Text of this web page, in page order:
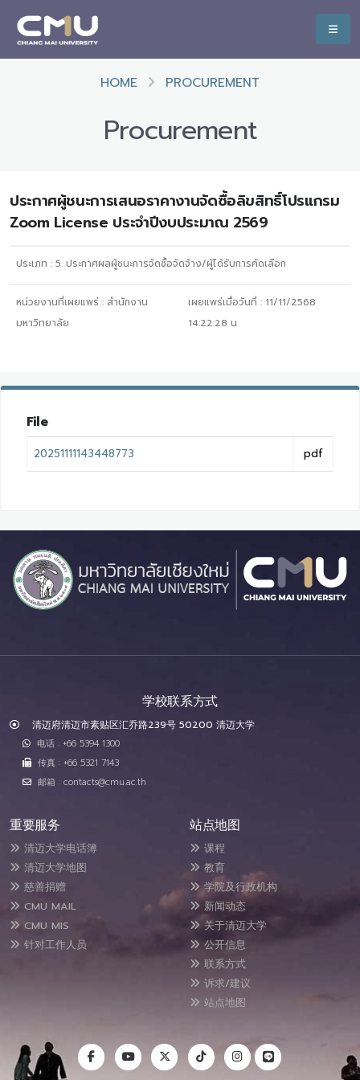
HOME PROCUREMENT
Procurement
ประกาศผู้ชนะการเสนอราคางานจัดซื้อลิขสิทธิ์โปรแกรม
Zoom License ประจำปีงบประมาณ 2569
ประเภท : 5. ประกาศผลผู้ชนะการจัดซื้อจัดจ้าง/ผู้ได้รับการคัดเลือก
หน่วยงานที่เผยแพร่ : สำนักงาน
มหาวิทยาลัย
เผยแพร่เมื่อวันที่ : 11/11/2568
14:22:28 น.
File
20251111143448773 pdf
学校联系方式
清迈府清迈市素贴区汇乔路239号 50200 清迈大学
电话 : +66 5394 1300
传真 : +66 5321 7143
邮箱 : contacts@cmu.ac.th
重要服务
清迈大学电话簿
清迈大学地图
慈善捐赠
CMU MAIL
CMU MIS
针对工作人员
站点地图
课程
教育
学院及行政机构
新闻动态
关于清迈大学
公开信息
联系方式
诉求/建议
站点地图